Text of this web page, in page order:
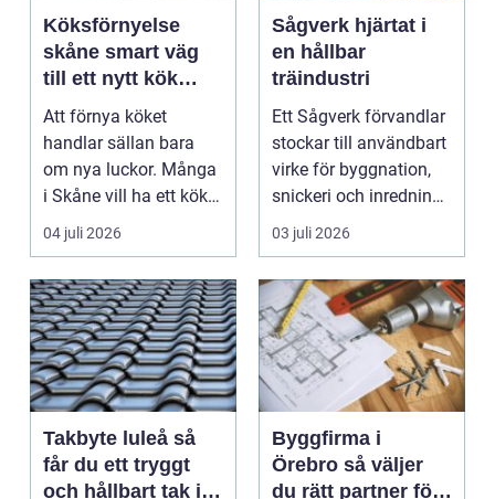
Köksförnyelse
skåne smart väg
till ett nytt kök
utan helrenovering
Att förnya köket
handlar sällan bara
om nya luckor. Många
i Skåne vill ha ett kök
som fungerar bättr...
04 juli 2026
Sågverk hjärtat i
en hållbar
träindustri
Ett Sågverk förvandlar
stockar till användbart
virke för byggnation,
snickeri och inredning.
Här möt...
03 juli 2026
Takbyte luleå så
får du ett tryggt
och hållbart tak i
Byggfirma i
Örebro så väljer
du rätt partner för